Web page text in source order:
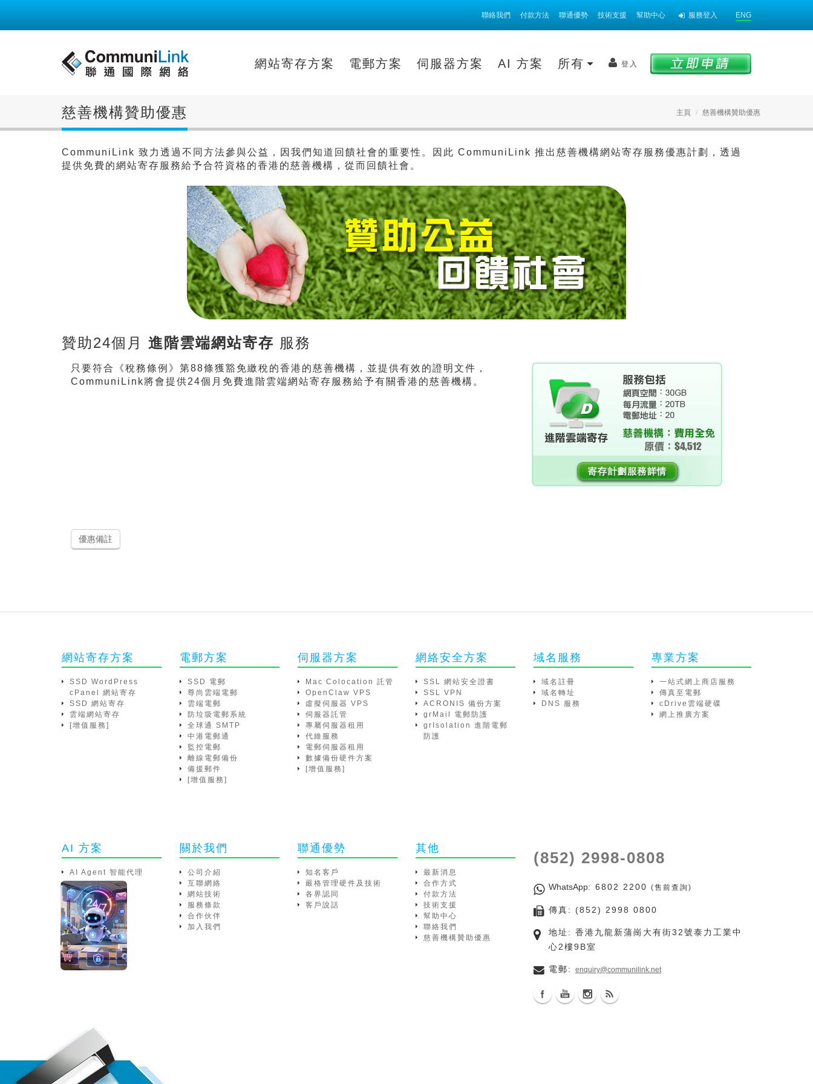
聯絡我們 付款方法 聯通優勢 技術支援 幫助中心 服務登入 ENG
網站寄存方案 電郵方案 伺服器方案 AI 方案 所有 登入
主頁 慈善機構贊助優惠
慈善機構贊助優惠
CommuniLink 致力透過不同方法參與公益，因我們知道回饋社會的重要性。因此 CommuniLink 推出慈善機構網站寄存服務優惠計劃，透過
提供免費的網站寄存服務給予合符資格的香港的慈善機構，從而回饋社會。
贊助24個月 進階雲端網站寄存 服務
只要符合《稅務條例》第88條獲豁免繳稅的香港的慈善機構，並提供有效的證明文件，
CommuniLink將會提供24個月免費進階雲端網站寄存服務給予有關香港的慈善機構。
優惠備註
網站寄存方案
SSD WordPress
cPanel 網站寄存
SSD 網站寄存
雲端網站寄存
[增值服務]
電郵方案
SSD 電郵
尊尚雲端電郵
雲端電郵
防垃圾電郵系統
全球通 SMTP
中港電郵通
監控電郵
離線電郵備份
備援郵件
[增值服務]
伺服器方案
Mac Colocation 託管
OpenClaw VPS
虛擬伺服器 VPS
伺服器託管
專屬伺服器租用
代維服務
電郵伺服器租用
數據備份硬件方案
[增值服務]
網絡安全方案
SSL 網站安全證書
SSL VPN
ACRONIS 備份方案
grMail 電郵防護
grIsolation 進階電郵
防護
域名服務
域名註冊
域名轉址
DNS 服務
專業方案
一站式網上商店服務
傳真至電郵
cDrive雲端硬碟
網上推廣方案
AI 方案
AI Agent 智能代理
關於我們
公司介紹
互聯網絡
網站技術
服務條款
合作伙伴
加入我們
聯通優勢
知名客戶
嚴格管理硬件及技術
各界認同
客戶說話
其他
最新消息
合作方式
付款方法
技術支援
幫助中心
聯絡我們
慈善機構贊助優惠
(852) 2998-0808
WhatsApp: 6802 2200 (售前查詢)
傳真: (852) 2998 0800
地址: 香港九龍新蒲崗大有街32號泰力工業中
心2樓9B室
電郵: enquiry@communilink.net